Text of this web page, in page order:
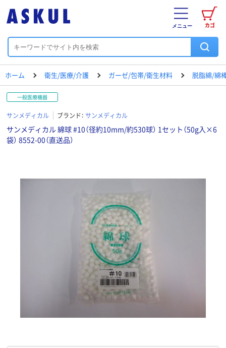
カゴ
メニュー
ホーム 衛生/医療/介護 ガーゼ/包帯/衛生材料 脱脂綿/綿
一般医療機器
サンメディカル ブランド： サンメディカル
サンメディカル 綿球 #10（径約10mm/約530球） 1セット（50g入×6
袋） 8552-00（直送品）